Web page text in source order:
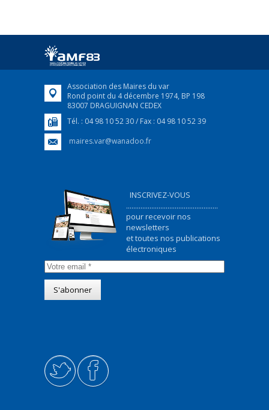
Association des Maires du var
Rond point du 4 décembre 1974, BP 198
83007 DRAGUIGNAN CEDEX
Tél. : 04 98 10 52 30 / Fax : 04 98 10 52 39
maires.var@wanadoo.fr
INSCRIVEZ-VOUS
...................................................
pour recevoir nos
newsletters
et toutes nos publications
électroniques